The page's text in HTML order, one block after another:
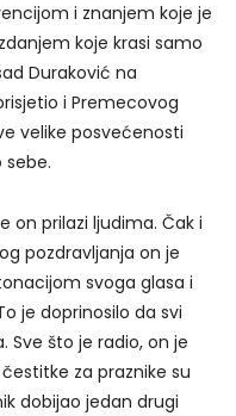
i znanjem koje je
koje krasi samo
Duraković na
i Premecovog
velike posvećenosti
on prilazi ljudima. Čak i
pozdravljanja on je
svoga glasa i
je doprinosilo da svi
što je radio, on je
za praznike su
dobijao jedan drugi